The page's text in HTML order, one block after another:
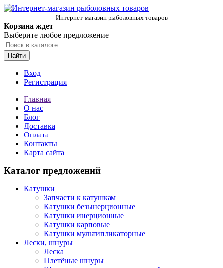
Интернет-магазин рыболовных товаров
Корзина ждет
Выберите любое предложение
Найти
Вход
Регистрация
Главная
О нас
Блог
Доставка
Оплата
Контакты
Карта сайта
Каталог предложений
Катушки
Запчасти к катушкам
Катушки безынерционные
Катушки инерционные
Катушки карповые
Катушки мультипликаторные
Лески, шнуры
Леска
Плетёные шнуры